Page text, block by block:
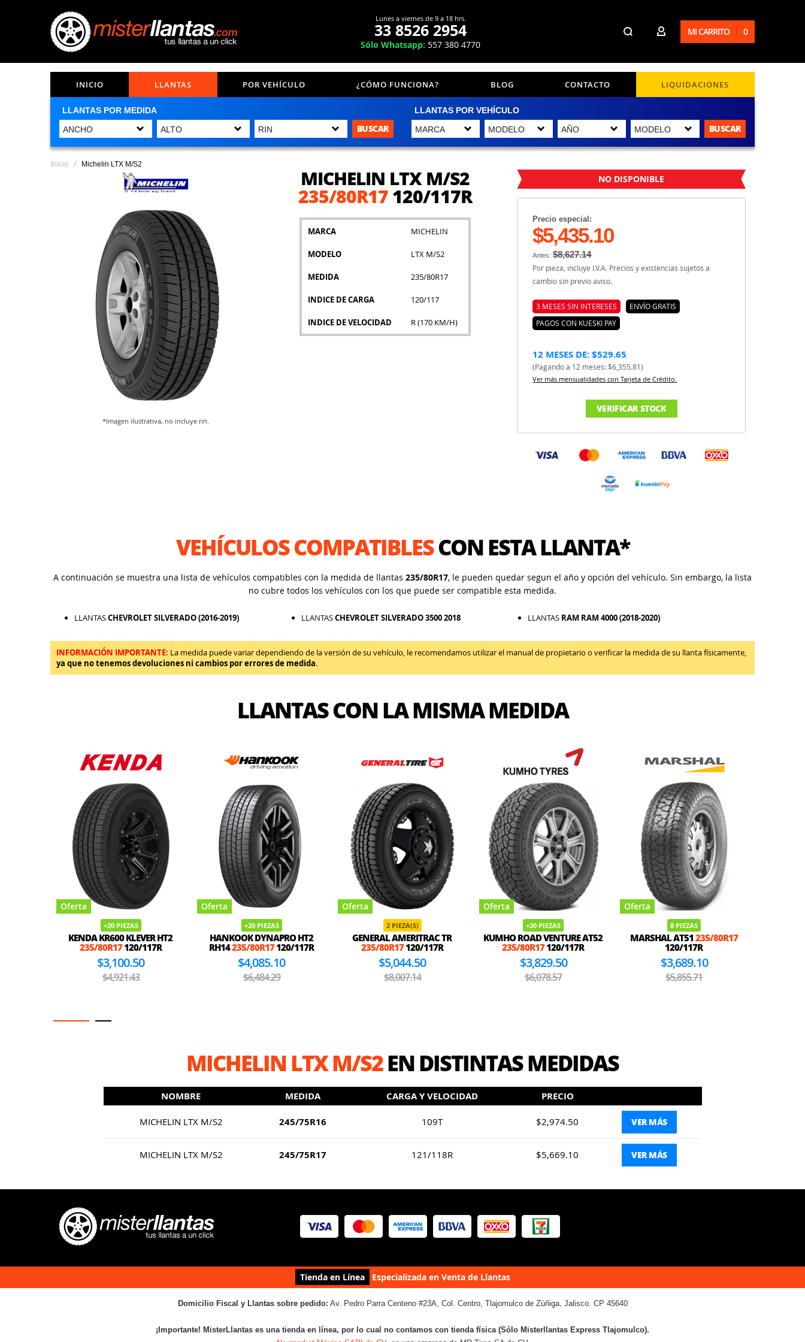
Lunes a viernes de 9 a 18 hrs.
33 8526 2954
Sólo Whatsapp: 557 380 4770
MI CARRITO 0
INICIO LLANTAS POR VEHÍCULO ¿CÓMO FUNCIONA? BLOG CONTACTO LIQUIDACIONES
LLANTAS POR MEDIDA
BUSCAR
LLANTAS POR VEHÍCULO
BUSCAR
Inicio Michelin LTX M/S2
MICHELIN LTX M/S2
235/80R17120/117R
MARCA MICHELIN
MODELO LTX M/S2
MEDIDA 235/80R17
INDICE DE CARGA 120/117
INDICE DE VELOCIDAD R (170 KM/H)
NO DISPONIBLE
Precio especial:
$5,435.10
Antes:$8,627.14
Por pieza, incluye I.V.A. Precios y existencias sujetos a
cambio sin previo aviso.
3 MESES SIN INTERESES
ENVÍO GRATIS
PAGOS CON KUESKI PAY
12 MESES DE: $529.65
(Pagando a 12 meses: $6,355.81)
Ver más mensualidades con Tarjeta de Crédito.
VERIFICAR STOCK
*Imagen ilustrativa, no incluye rin.
VEHÍCULOS COMPATIBLESCON ESTA LLANTA*
A continuación se muestra una lista de vehículos compatibles con la medida de llantas 235/80R17, le pueden quedar segun el año y opción del vehículo. Sin embargo, la lista
no cubre todos los vehículos con los que puede ser compatible esta medida.
LLANTASCHEVROLET SILVERADO (2016-2019) LLANTASCHEVROLET SILVERADO 3500 2018 LLANTAS RAM RAM 4000 (2018-2020)
INFORMACIÓN IMPORTANTE: La medida puede variar dependiendo de la versión de su vehículo, le recomendamos utilizar el manual de propietario o verificar la medida de su llanta físicamente,
ya que no tenemos devoluciones ni cambios por errores de medida.
LLANTAS CON LA MISMA MEDIDA
Oferta
+20 PIEZAS
KENDA KR600 KLEVER HT2
235/80R17120/117R
$3,100.50
$4,921.43
Oferta
+20 PIEZAS
HANKOOK DYNAPRO HT2
RH14235/80R17120/117R
$4,085.10
$6,484.29
Oferta
2 PIEZA(S)
GENERAL AMERITRAC TR
235/80R17120/117R
$5,044.50
$8,007.14
Oferta
+20 PIEZAS
KUMHO ROAD VENTURE AT52
235/80R17120/117R
$3,829.50
$6,078.57
Oferta
8 PIEZAS
MARSHAL AT51 235/80R17
120/117R
$3,689.10
$5,855.71
MICHELIN LTX M/S2EN DISTINTAS MEDIDAS
NOMBRE MEDIDA CARGA Y VELOCIDAD PRECIO
MICHELIN LTX M/S2 245/75R16 109T $2,974.50 VER MÁS
MICHELIN LTX M/S2 245/75R17 121/118R $5,669.10 VER MÁS
Tienda en Línea Especializada en Venta de Llantas
Domicilio Fiscal y Llantas sobre pedido: Av. Pedro Parra Centeno #23A, Col. Centro, Tlajomulco de Zúñiga, Jalisco. CP 45640
¡Importante! MisterLlantas es una tienda en línea, por lo cual no contamos con tienda física (Sólo Misterllantas Express Tlajomulco).